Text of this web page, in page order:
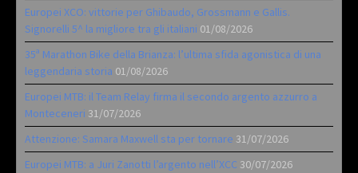
Europei XCO: vittorie per Ghibaudo, Grossmann e Gallis.
Signorelli 5^ la migliore tra gli italiani 01/08/2026
35ª Marathon Bike della Brianza: l’ultima sfida agonistica di una
leggendaria storia 01/08/2026
Europei MTB: il Team Relay firma il secondo argento azzurro a
Monteceneri 31/07/2026
Attenzione: Samara Maxwell sta per tornare 31/07/2026
Europei MTB: a Juri Zanotti l’argento nell’XCC 30/07/2026